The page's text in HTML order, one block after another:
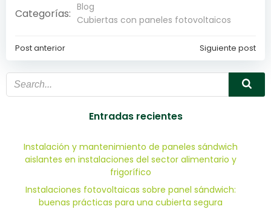
Categorías: Blog
Cubiertas con paneles fotovoltaicos
Navegación
de
entradas
Post anterior
Navegación
entradas
Siguiente post
Entradas recientes
Instalación y mantenimiento de paneles sándwich
aislantes en instalaciones del sector alimentario y
frigorífico
Instalaciones fotovoltaicas sobre panel sándwich:
buenas prácticas para una cubierta segura